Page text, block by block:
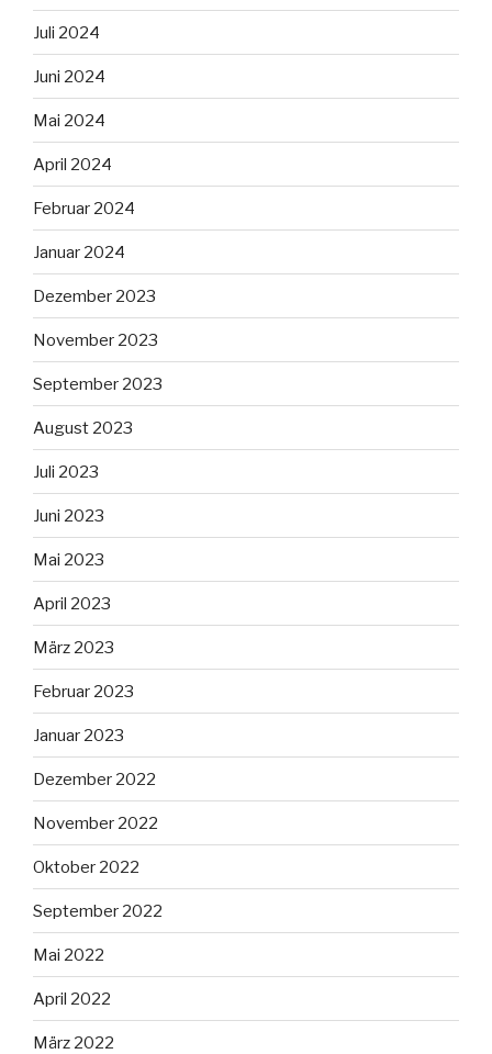
Juli 2024
Juni 2024
Mai 2024
April 2024
Februar 2024
Januar 2024
Dezember 2023
November 2023
September 2023
August 2023
Juli 2023
Juni 2023
Mai 2023
April 2023
März 2023
Februar 2023
Januar 2023
Dezember 2022
November 2022
Oktober 2022
September 2022
Mai 2022
April 2022
März 2022